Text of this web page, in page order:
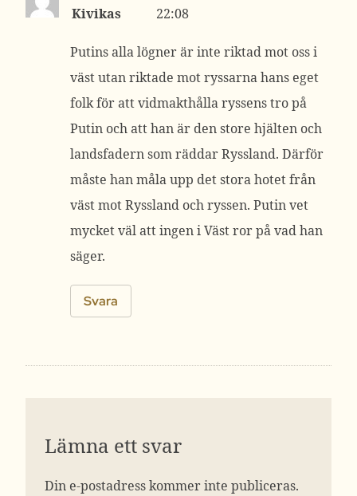
Kivikas 22:08
Putins alla lögner är inte riktad mot oss i
väst utan riktade mot ryssarna hans eget
folk för att vidmakthålla ryssens tro på
Putin och att han är den store hjälten och
landsfadern som räddar Ryssland. Därför
måste han måla upp det stora hotet från
väst mot Ryssland och ryssen. Putin vet
mycket väl att ingen i Väst ror på vad han
säger.
Svara
Lämna ett svar
Din e-postadress kommer inte publiceras.